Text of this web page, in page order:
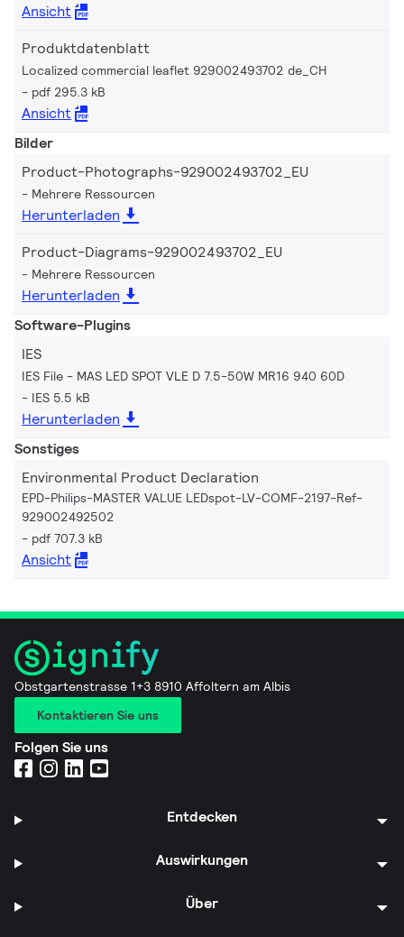
Ansicht
Produktdatenblatt
Localized commercial leaflet 929002493702 de_CH
pdf 295.3 kB
Ansicht
Bilder
Product-Photographs-929002493702_EU
Mehrere Ressourcen
Herunterladen
Product-Diagrams-929002493702_EU
Mehrere Ressourcen
Herunterladen
Software-Plugins
IES
IES File - MAS LED SPOT VLE D 7.5-50W MR16 940 60D
IES 5.5 kB
Herunterladen
Sonstiges
Environmental Product Declaration
EPD-Philips-MASTER VALUE LEDspot-LV-COMF-2197-Ref-
929002492502
pdf 707.3 kB
Ansicht
Obstgartenstrasse 1+3 8910 Affoltern am Albis
Kontaktieren Sie uns
Folgen Sie uns
Entdecken
Auswirkungen
Über